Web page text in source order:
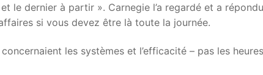
le dernier à partir ». Carnegie l’a regardé et a
si vous devez être là toute la journée.
les systèmes et l’efficacité – pas les